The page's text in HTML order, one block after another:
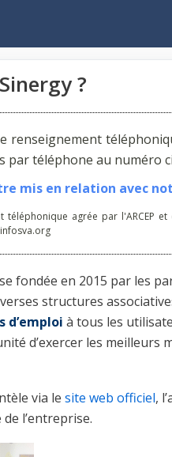
?
renseignement
par téléphone au numéro
mis en relation avec
téléphonique agrée par l'ARCEP
fondée en 2015 par les
structures
d’emploi à tous les
d’exercer les
via le site web officiel,
l’entreprise.